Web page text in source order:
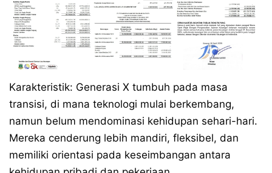
Karakteristik: Generasi X tumbuh pada masa
transisi, di mana teknologi mulai berkembang,
namun belum mendominasi kehidupan sehari-hari.
Mereka cenderung lebih mandiri, fleksibel, dan
memiliki orientasi pada keseimbangan antara